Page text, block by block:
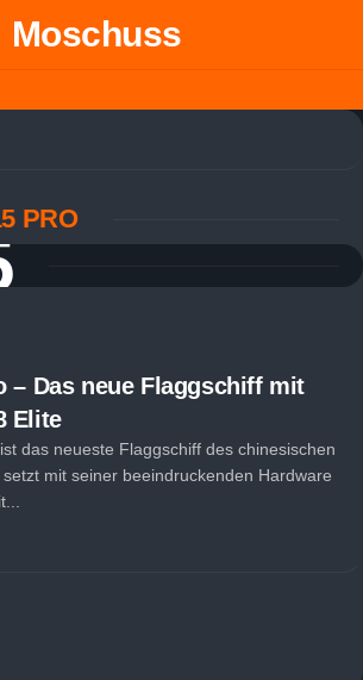
Moschuss
PRO
– Das neue Flaggschiff mit
Elite
das neueste Flaggschiff des chinesischen
mit seiner beeindruckenden Hardware